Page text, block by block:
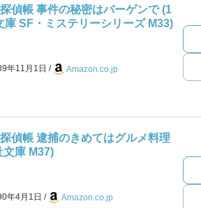
偵帳 事件の秘密はバーゲンで (1
庫 SF・ミステリーシリーズ M33)
年11月1日 Amazon.co.jp
偵帳 逮捕のきめてはグルメ料理
文庫 M37)
年4月1日 Amazon.co.jp